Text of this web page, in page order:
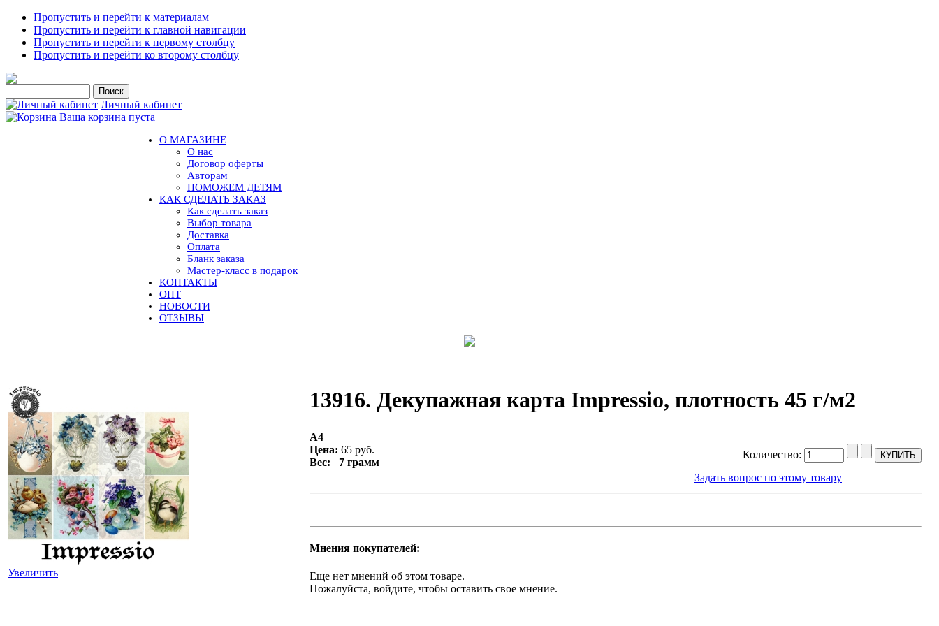
Пропустить и перейти к материалам
Пропустить и перейти к главной навигации
Пропустить и перейти к первому столбцу
Пропустить и перейти ко второму столбцу
Личный кабинет
Ваша корзина пуста
О МАГАЗИНЕ
О нас
Договор оферты
Авторам
ПОМОЖЕМ ДЕТЯМ
КАК СДЕЛАТЬ ЗАКАЗ
Как сделать заказ
Выбор товара
Доставка
Оплата
Бланк заказа
Мастер-класс в подарок
КОНТАКТЫ
ОПТ
НОВОСТИ
ОТЗЫВЫ
Увеличить
13916. Декупажная карта Impressio, плотность 45 г/м2
А4
Цена: 65 руб.
Вес: 7 грамм
Количество:
Задать вопрос по этому товару
Мнения покупателей:
Еще нет мнений об этом товаре.
Пожалуйста, войдите, чтобы оставить свое мнение.